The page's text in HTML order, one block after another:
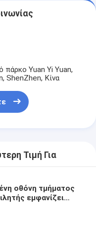
πάρκο Yuan Yi Yuan,
ShenZhen, Κίνα
Τιμή Για
οθόνη τμήματος
εμφανίζει